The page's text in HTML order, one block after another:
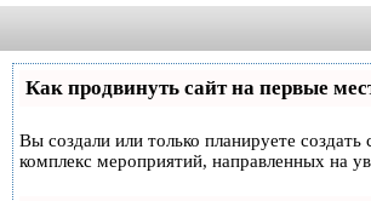
Как продвинуть сайт на первые
Вы создали или только планируете
комплекс мероприятий, направленных на